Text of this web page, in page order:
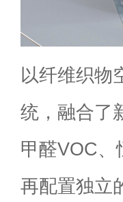
以纤维织物
统，融合了
甲醛VOC、
再配置独立